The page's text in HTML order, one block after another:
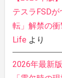
テスラFSD
転」解禁の
Life より
2026年最新